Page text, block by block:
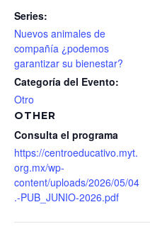
Series:
Nuevos animales de
compañía ¿podemos
garantizar su bienestar?
Categoría del Evento:
Otro
OTHER
Consulta el programa
https://centroeducativo.myt.
org.mx/wp-
content/uploads/2026/05/04
.-PUB_JUNIO-2026.pdf